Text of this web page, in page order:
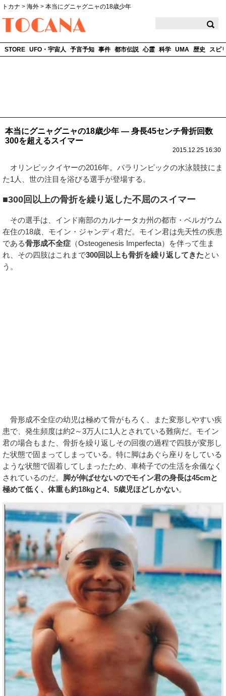
トカナ > 海外 > 本当にグニャグニャの18歳少年
STORE UFO・宇宙人 予言予知 事件 都市伝説 心霊 科学 UMA 歴史 スピ
本当にグニャグニャの18歳少年 ― 身長45センチ骨折回数
300を超えるスイマー
2015.12.25 16:30
オリンピックイヤーの2016年。パラリンピックの水泳競技にま
た1人、世の注目を浴びる選手が登場する。
■300回以上の骨折を繰り返した不屈のスイマー
その選手は、インド南部のカルナータカ州の都市・ベルガウム
在住の18歳、モイン・ジャンディ君だ。モイン君は先天性の疾患
である骨形成不全症 （Osteogenesis Imperfecta）を伴って生ま
れ、その四肢はこれまで300回以上も骨折を繰り返してきたとい
う。
骨形成不全症の幼児は極めて骨がもろく、また変形しやすい疾
患で、発生頻度は約2～3万人に1人とされている難病だ。モイン
君の場合もまた、骨折を繰り返しその回復の過程で四肢が変形し
た状態で固まってしまっている。特に脚はあぐら座りをしている
ような状態で固着してしまったため、車椅子での生活を余儀なく
されているのだ。 脚が伸ばせないのでモイン君の身長は45cmと
極めて低く、体重も約18kgと4、5歳児ほどしかない。